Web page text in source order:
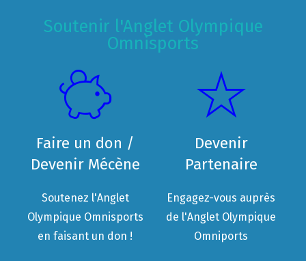
Soutenir l'Anglet Olympique
Omnisports
Faire un don /
Devenir Mécène
Soutenez l'Anglet
Olympique Omnisports
en faisant un don !
Devenir
Partenaire
Engagez-vous auprès
de l'Anglet Olympique
Omniports